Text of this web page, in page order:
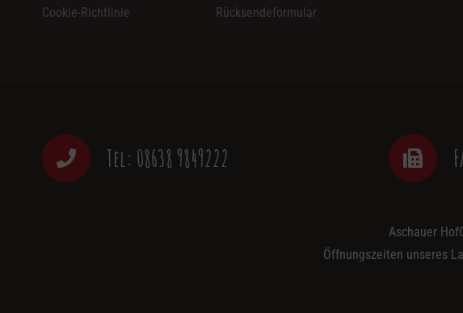
Cookie-Richtlinie
Rücksendeformular
Tel: 08638 9849222
Aschauer
Öffnungszeiten unseres